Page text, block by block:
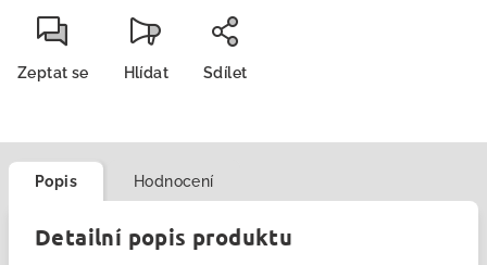
Zeptat se Hlídat Sdílet
Popis Hodnocení
Detailní popis produktu